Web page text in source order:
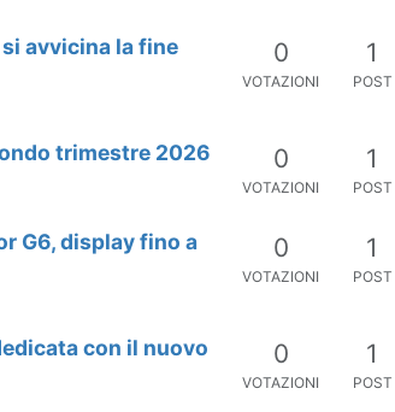
avvicina la fine
0
VOTAZIONI
1
POST
trimestre 2026 0
VOTAZIONI
1
POST
G6, display fino a
0
VOTAZIONI
1
POST
con il nuovo
0
VOTAZIONI
1
POST